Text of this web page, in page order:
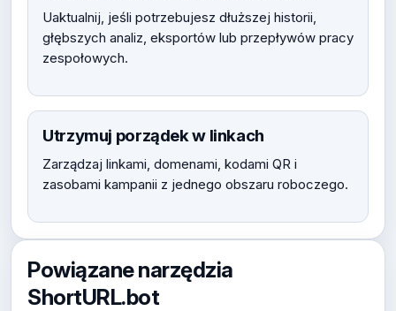
Uaktualnij, jeśli potrzebujesz dłuższej historii,
głębszych analiz, eksportów lub przepływów pracy
zespołowych.
Utrzymuj porządek w linkach
Zarządzaj linkami, domenami, kodami QR i
zasobami kampanii z jednego obszaru roboczego.
Powiązane narzędzia
ShortURL.bot